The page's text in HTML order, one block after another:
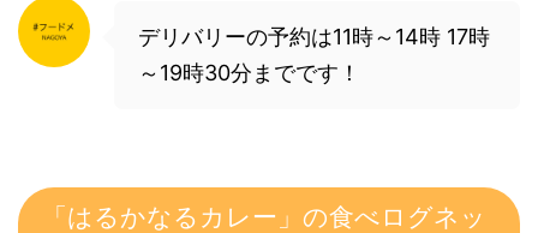
デリバリーの予約は11時～14時 17時
～19時30分までです！
「はるかなるカレー」の食べログネッ